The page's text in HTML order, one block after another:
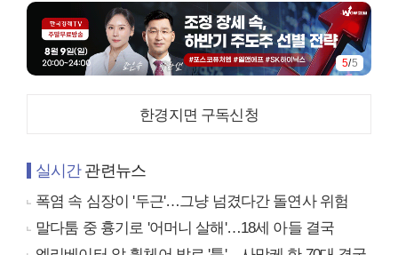
5/5
한경지면 구독신청
실시간관련뉴스
폭염 속 심장이 '두근'…그냥 넘겼다간 돌연사 위험
말다툼 중 흉기로 '어머니 살해'…18세 아들 결국